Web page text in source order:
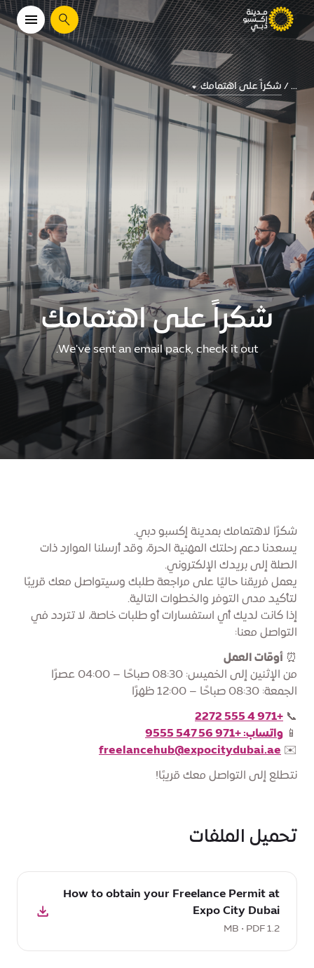
يبحث
... شكراً على اهتمامك
شكراً على اهتمامك
We've sent an email pack, check it out.
شكرًا لاهتمامك بمدينة إكسبو دبي.
يسعدنا دعم رحلتك المهنية الحرة، وقد أرسلنا الموارد ذات
الصلة إلى بريدك الإلكتروني.
يعمل فريقنا حاليًا على مراجعة طلبك وسيتواصل معك قريبًا
لتأكيد مدى التوفر والخطوات التالية.
إذا كانت لديك أي استفسارات أو طلبات خاصة، لا تتردد في
التواصل معنا:
⏰ أوقات العمل
من الإثنين إلى الخميس: 08:30 صباحًا – 04:00 عصرًا
الجمعة: 08:30 صباحًا – 12:00 ظهرًا
📞
+971 4 555 2272
📱 واتساب: +971 56 547 9555
✉️
freelancehub@expocitydubai.ae
نتطلع إلى التواصل معك قريبًا!
تحميل الملفات
تحميل
PDF:
How
obtain
How to obtain your Freelance Permit at
Expo City Dubai
1.2 MB • PDF